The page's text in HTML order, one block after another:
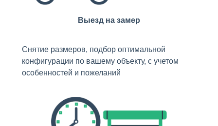
Выезд на замер
Снятие размеров, подбор оптимальной
конфигурации по вашему объекту, с учетом
особенностей и пожеланий